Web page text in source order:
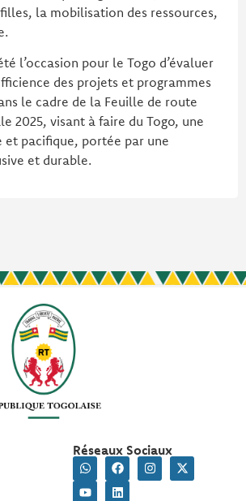
la mobilisation des ressources,
l’occasion pour le Togo d’évaluer
des projets et programmes
le cadre de la Feuille de route
2025, visant à faire du Togo, une
et pacifique, portée par une
et durable.
Réseaux Sociaux